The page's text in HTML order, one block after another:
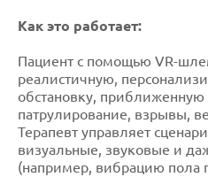
Как это работает:
Пациент с помощью VR-
реалистичную,
обстановку,
патрулирование, взрывы,
Терапевт управляет
визуальные, звуковые и
(например, вибрацию пола